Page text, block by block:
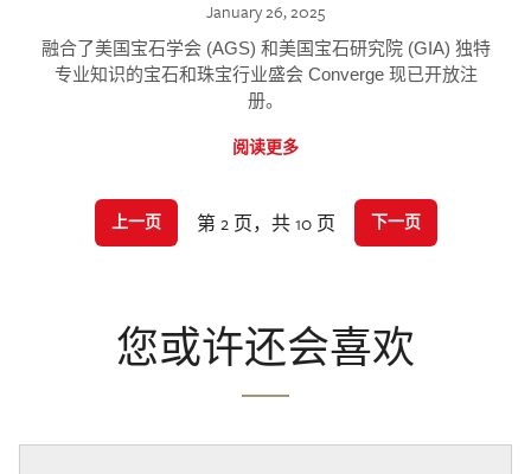
January 26, 2025
融合了美国宝石学会 (AGS) 和美国宝石研究院 (GIA) 独特
专业知识的宝石和珠宝行业盛会 Converge 现已开放注
册。
阅读更多
上一页 第 2 页，共 10 页 下一页
您或许还会喜欢